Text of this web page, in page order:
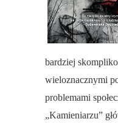
bardziej
wieloznacznymi
problemami
„Kamieniarzu”